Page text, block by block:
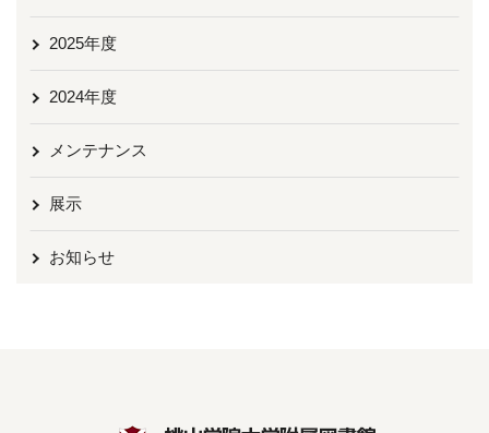
2025年度
2024年度
メンテナンス
展示
お知らせ